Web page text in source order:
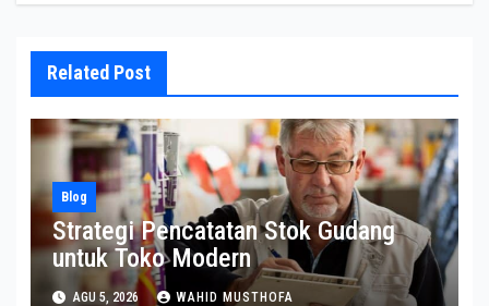
Related Post
Blog
Strategi Pencatatan Stok Gudang
untuk Toko Modern
AGU 5, 2026 WAHID MUSTHOFA